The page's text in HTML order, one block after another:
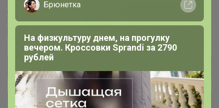
Общий каталог
Торговые марки
Брюнетка
На физкультуру днем, на прогулку
вечером. Кроссовки Sprandi за 2790
рублей